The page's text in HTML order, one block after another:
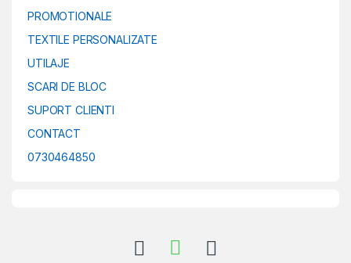
PROMOTIONALE
TEXTILE PERSONALIZATE
UTILAJE
SCARI DE BLOC
SUPORT CLIENTI
CONTACT
0730464850